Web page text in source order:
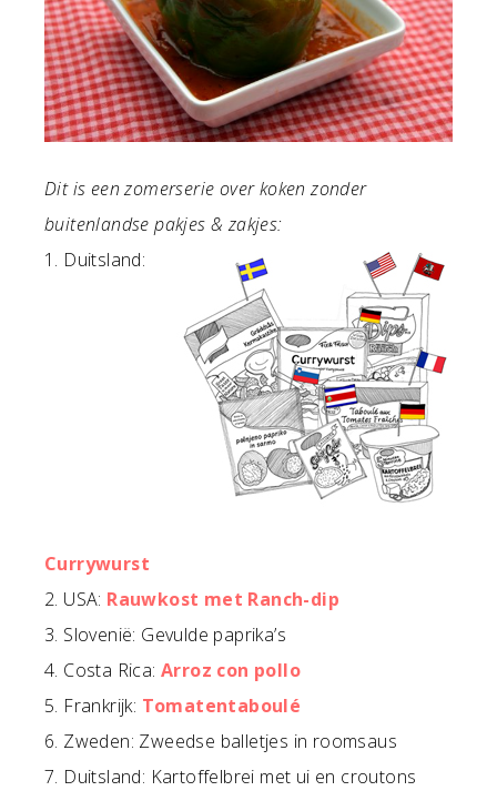
Dit is een zomerserie over koken zonder
buitenlandse pakjes & zakjes:
1. Duitsland:
Currywurst
2. USA: Rauwkost met Ranch-dip
3. Slovenië: Gevulde paprika’s
4. Costa Rica: Arroz con pollo
5. Frankrijk: Tomatentaboulé
6. Zweden: Zweedse balletjes in roomsaus
7. Duitsland: Kartoffelbrei met ui en croutons